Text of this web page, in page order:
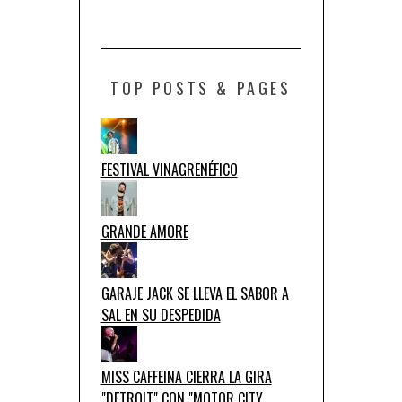
TOP POSTS & PAGES
FESTIVAL VINAGRENÉFICO
GRANDE AMORE
GARAJE JACK SE LLEVA EL SABOR A
SAL EN SU DESPEDIDA
MISS CAFFEINA CIERRA LA GIRA